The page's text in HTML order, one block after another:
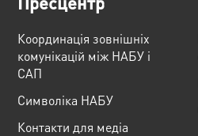
Координація зовнішніх
комунікацій між НАБУ і
САП
Cимволіка НАБУ
Контакти для медіа